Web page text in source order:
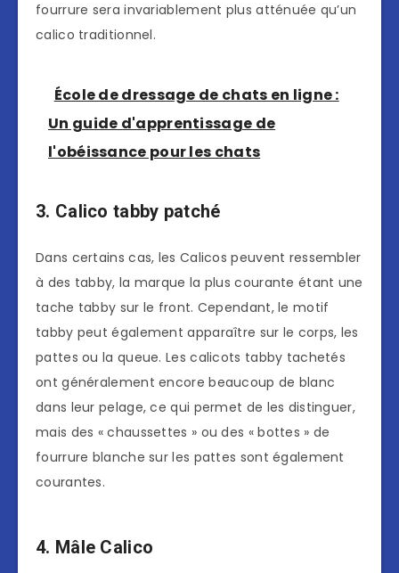
fourrure sera invariablement plus atténuée qu’un
calico traditionnel.
École de dressage de chats en ligne :
Un guide d'apprentissage de
l'obéissance pour les chats
3. Calico tabby patché
Dans certains cas, les Calicos peuvent ressembler
à des tabby, la marque la plus courante étant une
tache tabby sur le front. Cependant, le motif
tabby peut également apparaître sur le corps, les
pattes ou la queue. Les calicots tabby tachetés
ont généralement encore beaucoup de blanc
dans leur pelage, ce qui permet de les distinguer,
mais des « chaussettes » ou des « bottes » de
fourrure blanche sur les pattes sont également
courantes.
4. Mâle Calico